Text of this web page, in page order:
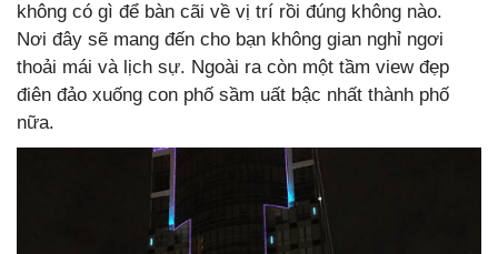
không có gì để bàn cãi về vị trí rồi đúng không nào.
Nơi đây sẽ mang đến cho bạn không gian nghỉ ngơi
thoải mái và lịch sự. Ngoài ra còn một tầm view đẹp
điên đảo xuống con phố sầm uất bậc nhất thành phố
nữa.